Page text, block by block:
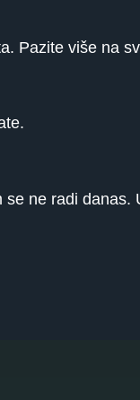
Pazite više na
ne radi danas.